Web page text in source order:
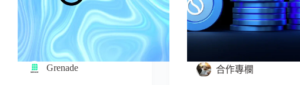
Grenade 合作專欄